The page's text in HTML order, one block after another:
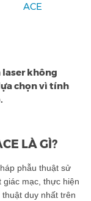
ACE
laser không
chọn vì tính
LÀ GÌ?
phẫu thuật sử
giác mạc, thực hiện
duy nhất trên